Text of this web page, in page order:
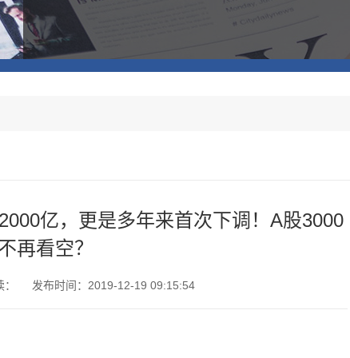
亿，更是多年来首次下调！A股3000
再看空？
发布时间：2019-12-19 09:15:54